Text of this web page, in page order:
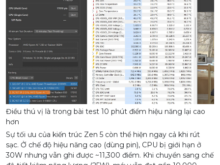
Điều thú vị là trong bài test 10 phút điểm hiệu năng lại cao
hơn
Sự tối ưu của kiến trúc Zen 5 còn thể hiện ngay cả khi rút
sạc. Ở chế độ hiệu năng cao (dùng pin), CPU bị giới hạn ở
30W nhưng vẫn ghi được ~11,300 điểm. Khi chuyển sang chế